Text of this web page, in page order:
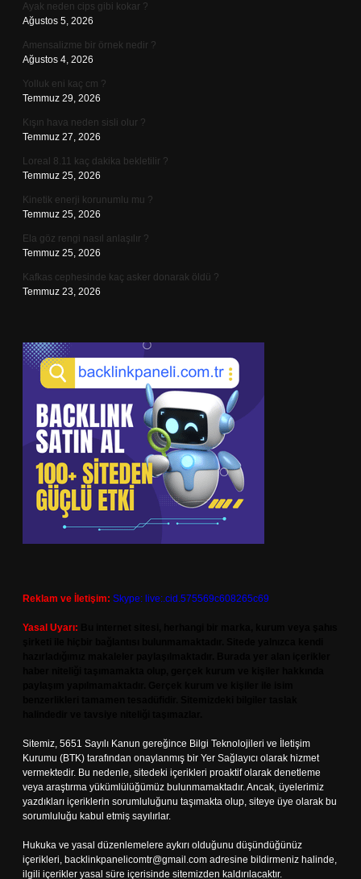
Ayak neden cips gibi kokar ?
Ağustos 5, 2026
Amensalizme bir örnek nedir ?
Ağustos 4, 2026
Yolluk eni kaç cm ?
Temmuz 29, 2026
Kışın hava neden sisli olur ?
Temmuz 27, 2026
Loreal 8.11 kaç dakika bekletilir ?
Temmuz 25, 2026
Kinetik enerji korunumlu mu ?
Temmuz 25, 2026
Ela göz rengi nasıl anlaşılır ?
Temmuz 25, 2026
Kafkas cephesinde kaç asker donarak öldü ?
Temmuz 23, 2026
Reklam ve İletişim: Skype: live:.cid.575569c608265c69
Yasal Uyarı:
Sitemiz, 5651 Sayılı Kanun gereğince Bilgi Teknolojileri ve İletişim
Kurumu (BTK) tarafından onaylanmış bir Yer Sağlayıcı olarak hizmet
vermektedir. Bu nedenle, sitedeki içerikleri proaktif olarak denetleme
veya araştırma yükümlülüğümüz bulunmamaktadır. Ancak, üyelerimiz
yazdıkları içeriklerin sorumluluğunu taşımakta olup, siteye üye olarak bu
sorumluluğu kabul etmiş sayılırlar.
Hukuka ve yasal düzenlemelere aykırı olduğunu düşündüğünüz
içerikleri, backlinkpanelicomtr@gmail.com adresine bildirmeniz halinde,
ilgili içerikler yasal süre içerisinde sitemizden kaldırılacaktır.